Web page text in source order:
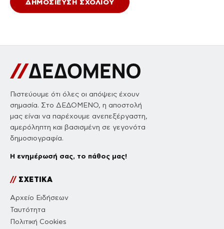
Πιστεύουμε ότι όλες οι απόψεις έχουν
σημασία. Στο ΔΕΔΟΜΕΝΟ, η αποστολή
μας είναι να παρέχουμε ανεπεξέργαστη,
αμερόληπτη και βασισμένη σε γεγονότα
δημοσιογραφία.
Η ενημέρωσή σας, το πάθος μας!
//ΣΧΕΤΙΚΑ
Αρχείο Ειδήσεων
Ταυτότητα
Πολιτική Cookies